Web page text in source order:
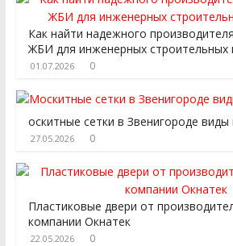
Как найти надежного
ЖБИ для инженерных строительных
01.07.2026 0
оскитные сетки в Звенигороде виды
27.05.2026 0
Пластиковые двери от
компании Окнатек
22.05.2026 0